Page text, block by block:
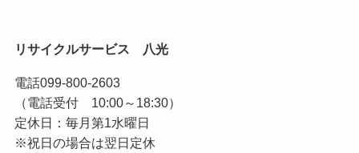
リサイクルサービス 八光
電話099-800-2603
（電話受付 10:00～18:30）
定休日：毎月第1水曜日
※祝日の場合は翌日定休